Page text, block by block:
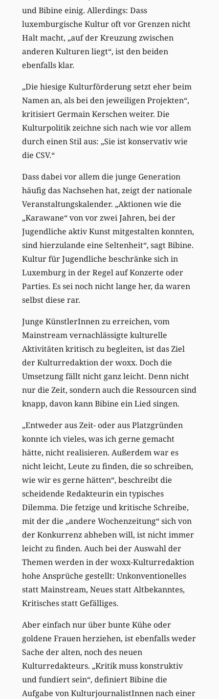
und Bibine einig. Allerdings: Dass
luxemburgische Kultur oft vor Grenzen nicht
Halt macht, „auf der Kreuzung zwischen
anderen Kulturen liegt“, ist den beiden
ebenfalls klar.
„Die hiesige Kulturförderung setzt eher beim
Namen an, als bei den jeweiligen Projekten“,
kritisiert Germain Kerschen weiter. Die
Kulturpolitik zeichne sich nach wie vor allem
durch einen Stil aus: „Sie ist konservativ wie
die CSV.“
Dass dabei vor allem die junge Generation
häufig das Nachsehen hat, zeigt der nationale
Veranstaltungskalender. „Aktionen wie die
„Karawane“ von vor zwei Jahren, bei der
Jugendliche aktiv Kunst mitgestalten konnten,
sind hierzulande eine Seltenheit“, sagt Bibine.
Kultur für Jugendliche beschränke sich in
Luxemburg in der Regel auf Konzerte oder
Parties. Es sei noch nicht lange her, da waren
selbst diese rar.
Junge KünstlerInnen zu erreichen, vom
Mainstream vernachlässigte kulturelle
Aktivitäten kritisch zu begleiten, ist das Ziel
der Kulturredaktion der woxx. Doch die
Umsetzung fällt nicht ganz leicht. Denn nicht
nur die Zeit, sondern auch die Ressourcen sind
knapp, davon kann Bibine ein Lied singen.
„Entweder aus Zeit- oder aus Platzgründen
konnte ich vieles, was ich gerne gemacht
hätte, nicht realisieren. Außerdem war es
nicht leicht, Leute zu finden, die so schreiben,
wie wir es gerne hätten“, beschreibt die
scheidende Redakteurin ein typisches
Dilemma. Die fetzige und kritische Schreibe,
mit der die „andere Wochenzeitung“ sich von
der Konkurrenz abheben will, ist nicht immer
leicht zu finden. Auch bei der Auswahl der
Themen werden in der woxx-Kulturredaktion
hohe Ansprüche gestellt: Unkonventionelles
statt Mainstream, Neues statt Altbekanntes,
Kritisches statt Gefälliges.
Aber einfach nur über bunte Kühe oder
goldene Frauen herziehen, ist ebenfalls weder
Sache der alten, noch des neuen
Kulturredakteurs. „Kritik muss konstruktiv
und fundiert sein“, definiert Bibine die
Aufgabe von KulturjournalistInnen nach einer